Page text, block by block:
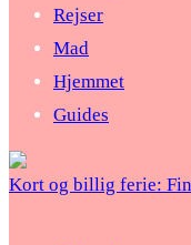
Rejser
Mad
Hjemmet
Guides
Kort og billig ferie: